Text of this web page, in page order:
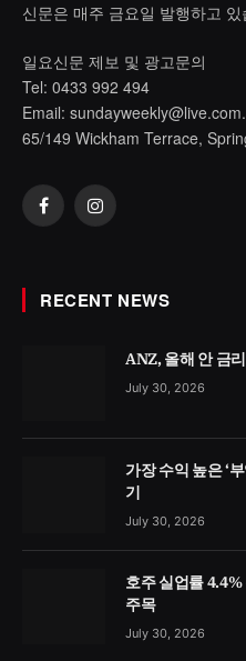
신문은 매주 금요일 발행하고 있
일요신문 제보 및 광고문의
Tel: 0433 992 494
Email:
65/149 Wickham Terrace,
FacebookInstagram
RECENT NEWS
ANZ, 올해 안 금
July 30, 2026
가장 수익 높은 ‘
기
July 30, 2026
호주 실업률
주목
July 30, 2026